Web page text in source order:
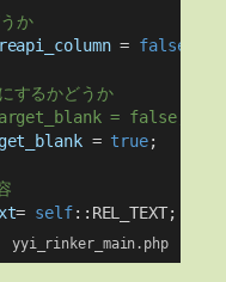
か
= false
るかどうか
= false;
= true;
= self::REL_TEXT;
yyi_rinker_main.php